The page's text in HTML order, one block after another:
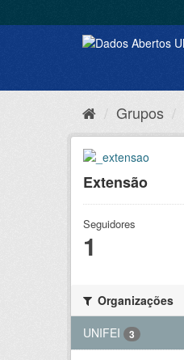
Grupos
Extensão
Seguidores
1
Organizações
UNIFEI
3